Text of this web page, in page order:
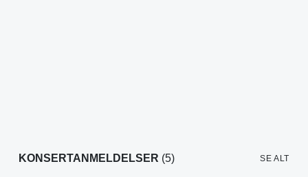
KONSERTANMELDELSER (5) SE ALT